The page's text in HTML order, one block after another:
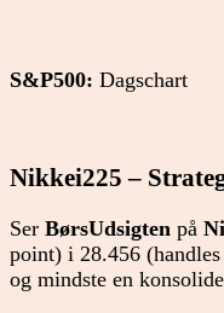
S&P500: Dagschart
Nikkei225 –
Ser BørsUdsigten på
point) i 28.456
og mindste en